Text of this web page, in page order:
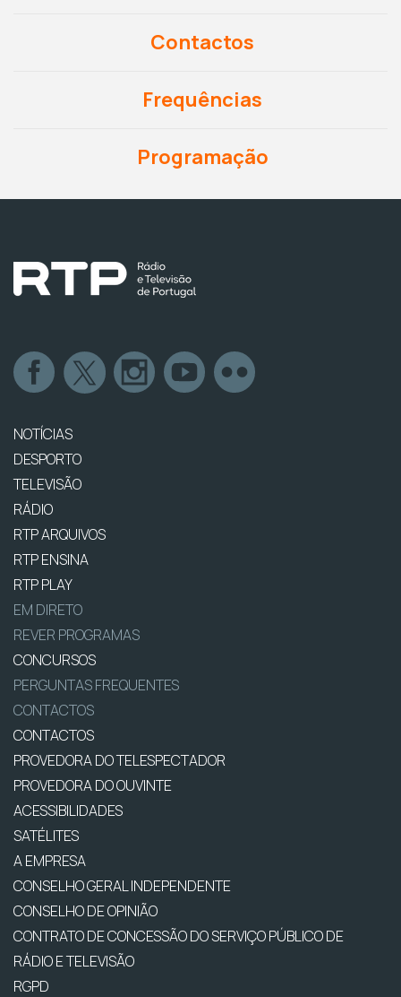
Contactos
Frequências
Programação
NOTÍCIAS
DESPORTO
TELEVISÃO
RÁDIO
RTP ARQUIVOS
RTP ENSINA
RTP PLAY
EM DIRETO
REVER PROGRAMAS
CONCURSOS
PERGUNTAS FREQUENTES
CONTACTOS
CONTACTOS
PROVEDORA DO TELESPECTADOR
PROVEDORA DO OUVINTE
ACESSIBILIDADES
SATÉLITES
A EMPRESA
CONSELHO GERAL INDEPENDENTE
CONSELHO DE OPINIÃO
CONTRATO DE CONCESSÃO DO SERVIÇO PÚBLICO DE
RÁDIO E TELEVISÃO
RGPD